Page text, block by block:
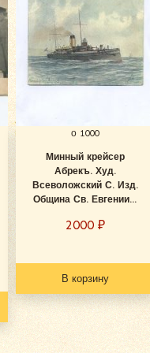
о 1000
Минный крейсер
Абрекъ. Худ.
Всеволожский С. Изд.
Община Св. Евгении...
2000 ₽
В корзину